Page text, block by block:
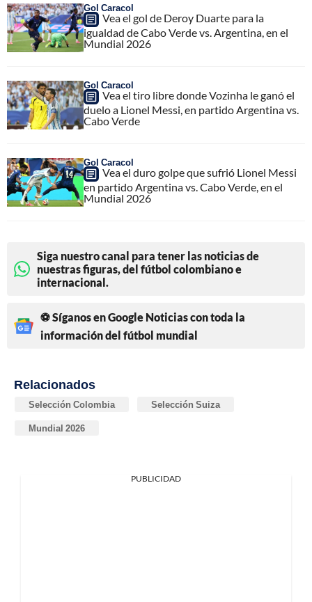
Gol Caracol
Vea el gol de Deroy Duarte para la
igualdad de Cabo Verde vs. Argentina, en el
Mundial 2026
Gol Caracol
Vea el tiro libre donde Vozinha le ganó el
duelo a Lionel Messi, en partido Argentina vs.
Cabo Verde
Gol Caracol
Vea el duro golpe que sufrió Lionel Messi
en partido Argentina vs. Cabo Verde, en el
Mundial 2026
Siga nuestro canal para tener las noticias de
nuestras figuras, del fútbol colombiano e
internacional.
⚽ Síganos en Google Noticias con toda la
información del fútbol mundial
Relacionados
Selección Colombia Selección Suiza
Mundial 2026
PUBLICIDAD